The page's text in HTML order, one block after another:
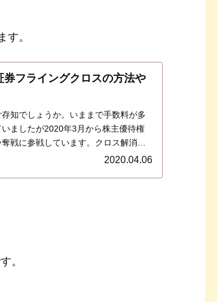
。
券フライングクロスの方法や
知でしょうか。いままで手数料が多
ましたが2020年3月から株主優待権
戦に参戦しています。クロス解消の
2020.04.06
。